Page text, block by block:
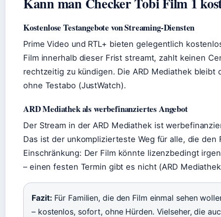
Kostenlose Testangebote von Streaming-Diensten
Prime Video und RTL+ bieten gelegentlich
Film innerhalb dieser Frist streamt, zahlt keinen
rechtzeitig zu kündigen. Die ARD Mediathek
ohne Testabo (JustWatch).
ARD Mediathek als werbefinanziertes Angebot
Der Stream in der ARD Mediathek ist
Das ist der unkomplizierteste Weg für alle, die
Einschränkung: Der Film könnte lizenzbedingt
– einen festen Termin gibt es nicht (ARD
Fazit: Für Familien, die den Film einmal sehen
– kostenlos, sofort, ohne Hürden. Vielseher, die